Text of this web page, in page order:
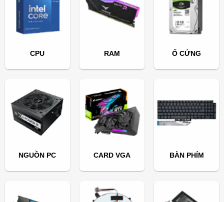
CPU RAM Ổ CỨNG
NGUỒN PC CARD VGA BÀN PHÍM